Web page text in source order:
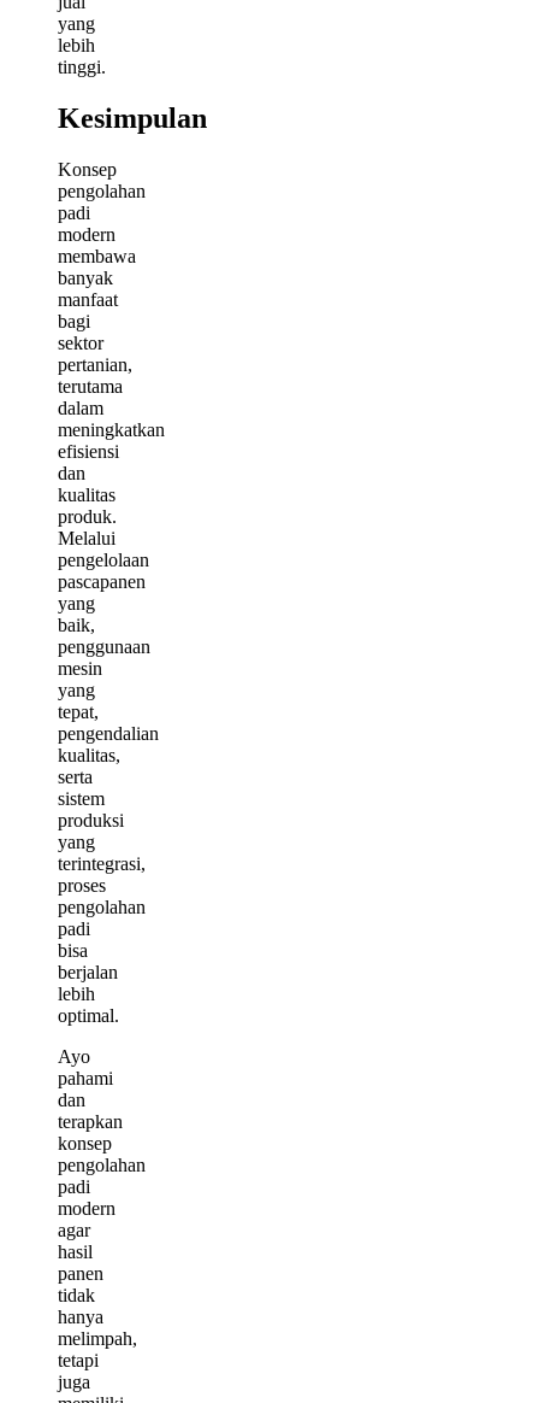
yang
lebih
tinggi.
Kesimpulan
Konsep
pengolahan
padi
modern
membawa
banyak
manfaat
bagi
sektor
pertanian,
terutama
dalam
meningkatkan
efisiensi
dan
kualitas
produk.
Melalui
pengelolaan
pascapanen
yang
baik,
penggunaan
mesin
yang
tepat,
pengendalian
kualitas,
serta
sistem
produksi
yang
terintegrasi,
proses
pengolahan
padi
bisa
berjalan
lebih
optimal.
Ayo
pahami
dan
terapkan
konsep
pengolahan
padi
modern
agar
hasil
panen
tidak
hanya
melimpah,
tetapi
juga